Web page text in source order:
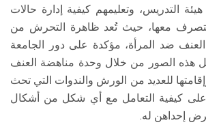
التدريس، وتعليمهم كيفية إدارة حالات
معها، حيث تُعد ظاهرة التحرش من
ضد المرأة، مؤكدة على دور الجامعة
هذه الصور من خلال وحدة مناهضة العنف
للعديد من الورش والندوات التي تحث
على كيفية التعامل مع أي شكل من أشكال
إحداهن له.